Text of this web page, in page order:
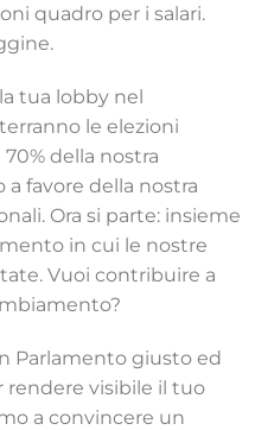
quadro per i salari.
tua lobby nel
le elezioni
della nostra
favore della nostra
Ora si parte: insieme
in cui le nostre
Vuoi contribuire a
Parlamento giusto ed
rendere visibile il tuo
a convincere un